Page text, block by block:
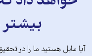
آیا مایل هستید ما را در